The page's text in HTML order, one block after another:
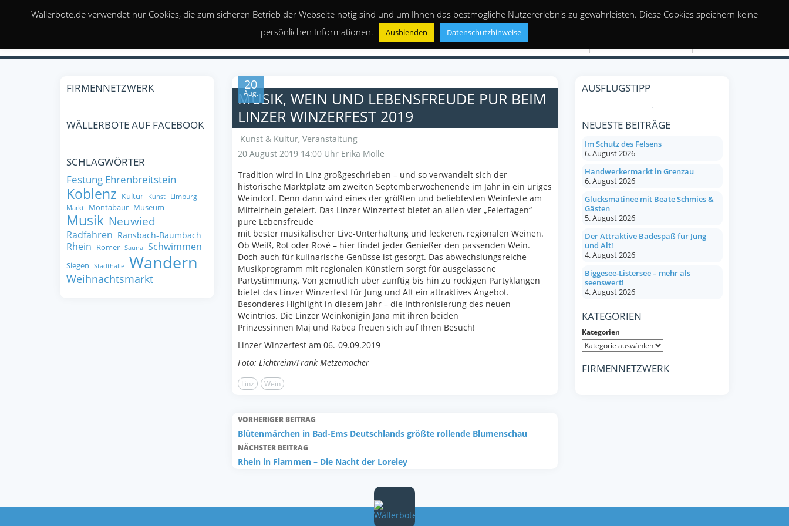
STARTSEITE FIRMENNETZWERK SERVICE IMPRESSUM
20
Aug.
MUSIK, WEIN UND LEBENSFREUDE PUR BEIM
LINZER WINZERFEST 2019
Kunst & Kultur, Veranstaltung
20 August 2019 14:00 Uhr Erika Molle
Tradition wird in Linz großgeschrieben – und so verwandelt sich der
historische Marktplatz am zweiten Septemberwochenende im Jahr in ein uriges
Weindorf. Denn dann wird eines der größten und beliebtesten Weinfeste am
Mittelrhein gefeiert. Das Linzer Winzerfest bietet an allen vier „Feiertagen“
pure Lebensfreude
mit bester musikalischer Live-Unterhaltung und leckeren, regionalen Weinen.
Ob Weiß, Rot oder Rosé – hier findet jeder Genießer den passenden Wein.
Doch auch für kulinarische Genüsse ist gesorgt. Das abwechslungsreiche
Musikprogramm mit regionalen Künstlern sorgt für ausgelassene
Partystimmung. Von gemütlich über zünftig bis hin zu rockigen Partyklängen
bietet das Linzer Winzerfest für Jung und Alt ein attraktives Angebot.
Besonderes Highlight in diesem Jahr – die Inthronisierung des neuen
Weintrios. Die Linzer Weinkönigin Jana mit ihren beiden
Prinzessinnen Maj und Rabea freuen sich auf Ihren Besuch!
Linzer Winzerfest am 06.-09.09.2019
Foto: Lichtreim/Frank Metzemacher
Linz Wein
VORHERIGER BEITRAG
Blütenmärchen in Bad-Ems Deutschlands größte rollende Blumenschau
NÄCHSTER BEITRAG
Rhein in Flammen – Die Nacht der Loreley
FIRMENNETZWERK
WÄLLERBOTE AUF FACEBOOK
SCHLAGWÖRTER
Festung Ehrenbreitstein
Koblenz Kultur Kunst Limburg
Markt Montabaur Museum
Musik Neuwied
Radfahren Ransbach-Baumbach
Rhein Römer Sauna Schwimmen
Siegen Stadthalle Wandern
Weihnachtsmarkt
AUSFLUGSTIPP
NEUESTE BEITRÄGE
Im Schutz des Felsens
6. August 2026
Handwerkermarkt in Grenzau
6. August 2026
Glücksmatinee mit Beate Schmies &
Gästen
5. August 2026
Der Attraktive Badespaß für Jung
und Alt!
4. August 2026
Biggesee-Listersee – mehr als
seenswert!
4. August 2026
KATEGORIEN
Kategorien
FIRMENNETZWERK
Wällerbote.de verwendet nur Cookies, die zum sicheren Betrieb der Webseite nötig sind und um Ihnen das bestmögliche Nutzererlebnis zu gewährleisten. Diese Cookies speichern keine
persönlichen Informationen.
Ausblenden Datenschutzhinweise